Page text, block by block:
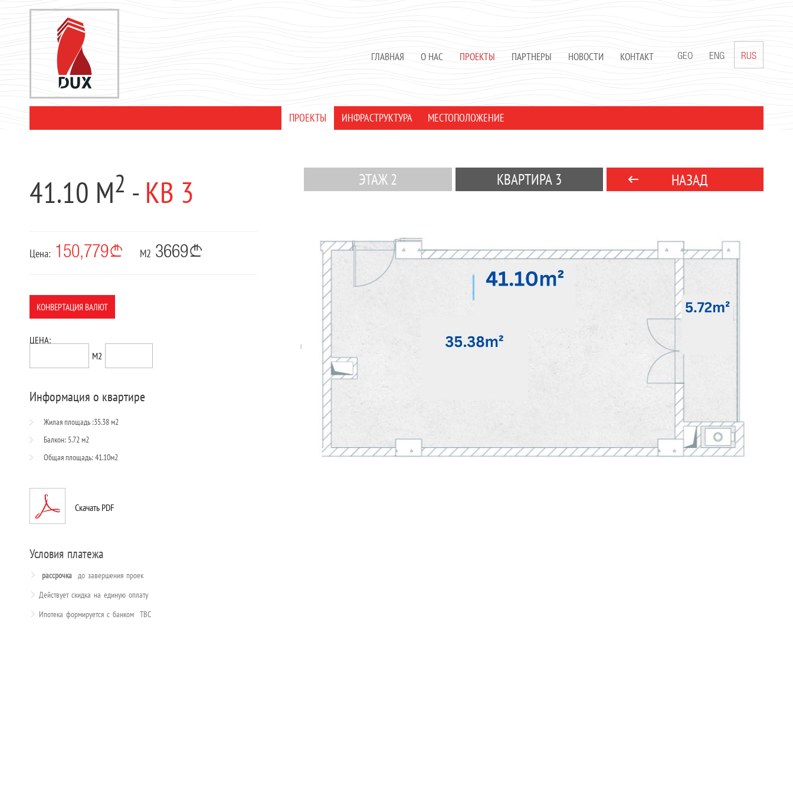
ГЛАВНАЯ О НАС ПРОЕКТЫ ПАРТНЕРЫ НОВОСТИ КОНТАКТ GEO ENG RUS
ПРОЕКТЫ ИНФРАСТРУКТУРА МЕСТОПОЛОЖЕНИЕ
НАЗАД
КВАРТИРА 3
ЭТАЖ 2
41.10 М2 - КВ 3
Цена: 150,779 М2 3669
КОНВЕРТАЦИЯ ВАЛЮТ
ЦЕНА:
М2
Информация о квартире
Жилая площадь :35.38 м2
Балкон: 5.72 м2
Общая площадь: 41.10м2
Скачать PDF
Условия платежа
рассрочка до завершения проек
Действует скидка на единую оплату
Ипотека формируется с банком TBC